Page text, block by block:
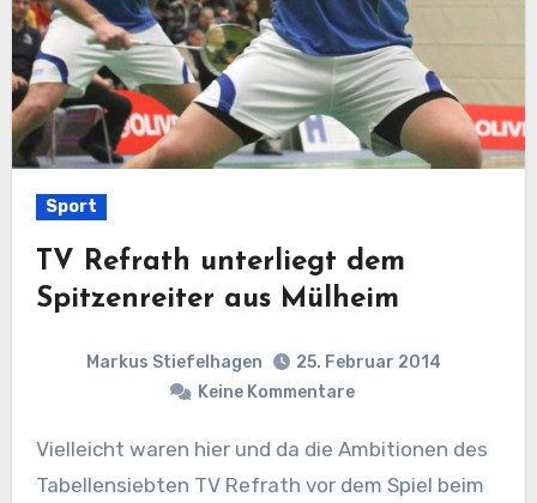
Sport
TV Refrath unterliegt dem
Spitzenreiter aus Mülheim
Markus Stiefelhagen
25. Februar 2014
Keine Kommentare
Vielleicht waren hier und da die Ambitionen des
Tabellensiebten TV Refrath vor dem Spiel beim